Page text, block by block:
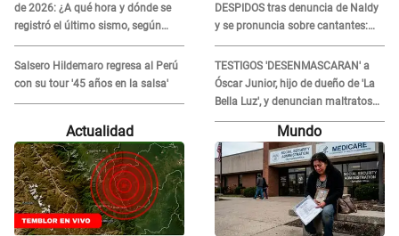
de 2026: ¿A qué hora y dónde se
registró el último sismo, según
IGP?
Salsero Hildemaro regresa al Perú
con su tour '45 años en la salsa'
DESPIDOS tras denuncia de Naldy
y se pronuncia sobre cantantes:
"Mis chicas están siendo
vulneradas"
TESTIGOS 'DESENMASCARAN' a
Óscar Junior, hijo de dueño de 'La
Bella Luz', y denuncian maltratos
en la orquesta: "Los humilla..."
Actualidad Mundo